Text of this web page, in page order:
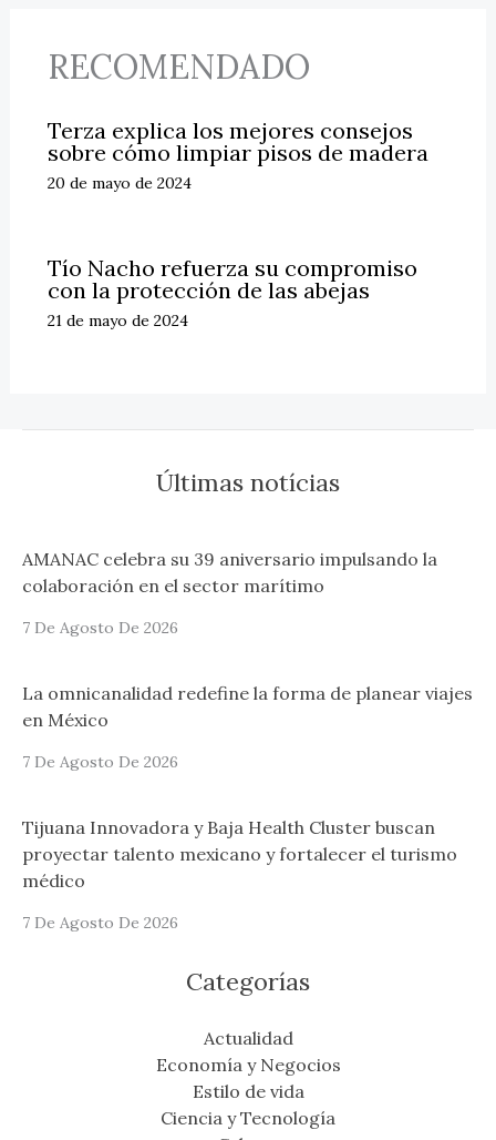
RECOMENDADO
Terza explica los mejores consejos
sobre cómo limpiar pisos de madera
20 de mayo de 2024
Tío Nacho refuerza su compromiso
con la protección de las abejas
21 de mayo de 2024
Últimas notícias
AMANAC celebra su 39 aniversario impulsando la
colaboración en el sector marítimo
7 De Agosto De 2026
La omnicanalidad redefine la forma de planear viajes
en México
7 De Agosto De 2026
Tijuana Innovadora y Baja Health Cluster buscan
proyectar talento mexicano y fortalecer el turismo
médico
7 De Agosto De 2026
Categorías
Actualidad
Economía y Negocios
Estilo de vida
Ciencia y Tecnología